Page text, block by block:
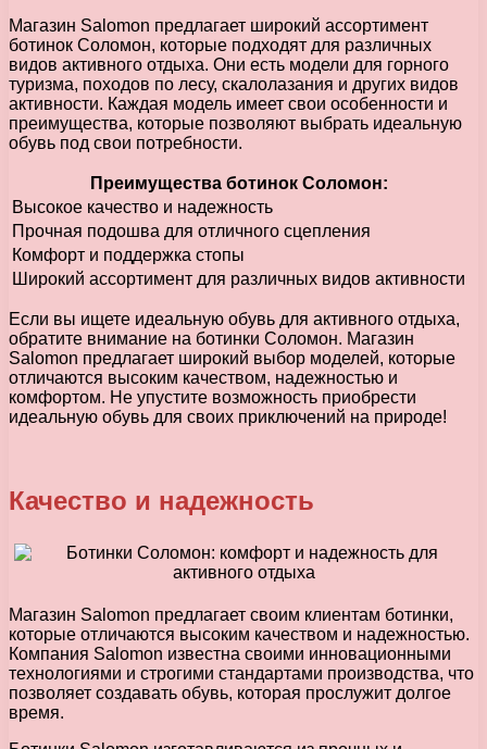
Магазин Salomon предлагает широкий ассортимент
ботинок Соломон, которые подходят для различных
видов активного отдыха. Они есть модели для горного
туризма, походов по лесу, скалолазания и других видов
активности. Каждая модель имеет свои особенности и
преимущества, которые позволяют выбрать идеальную
обувь под свои потребности.
Преимущества ботинок Соломон:
Высокое качество и надежность
Прочная подошва для отличного сцепления
Комфорт и поддержка стопы
Широкий ассортимент для различных видов активности
Если вы ищете идеальную обувь для активного отдыха,
обратите внимание на ботинки Соломон. Магазин
Salomon предлагает широкий выбор моделей, которые
отличаются высоким качеством, надежностью и
комфортом. Не упустите возможность приобрести
идеальную обувь для своих приключений на природе!
Качество и надежность
Магазин Salomon предлагает своим клиентам ботинки,
которые отличаются высоким качеством и надежностью.
Компания Salomon известна своими инновационными
технологиями и строгими стандартами производства, что
позволяет создавать обувь, которая прослужит долгое
время.